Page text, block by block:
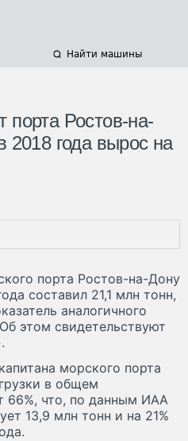
Найти машины
порта Ростов-на-
2018 года вырос на
порта Ростов-на-Дону
составил 21,1 млн тонн,
аналогичного
этом свидетельствуют
морского порта
в общем
66%, что, по данным ИАА
13,9 млн тонн и на 21%